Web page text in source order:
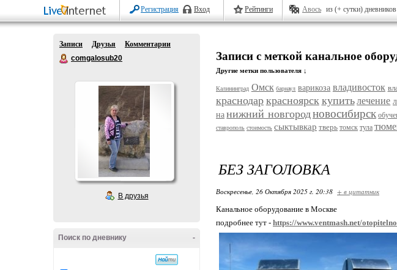
Регистрация Вход Рейтинги Авось из (+ сутки) дневников
Записи Друзья
Комментарии
comgalosub20
В друзья
-
Поиск по дневнику
Записи с меткой канальное
Другие метки пользователя ↓
Калининград Омск барнаул варикоза владивосток
краснодар красноярск купить лечение
на нижний новгородновосибирск
ставрополь стоимость сыктывкар тверь томск тула
БЕЗ ЗАГОЛОВКА
Воскресенье, 26 Октября 2025 г. 20:38 + в цитатник
Канальное оборудование в Москве
подробнее тут - https://www.ventmash.net/